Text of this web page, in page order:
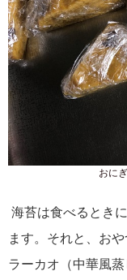
おに
海苔は食べるとき
ます。それと、お
ラーカオ（中華風